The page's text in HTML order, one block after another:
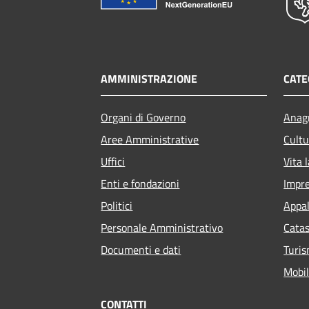
AMMINISTRAZIONE
Organi di Governo
Aree Amministrative
Uffici
Enti e fondazioni
Politici
Personale Amministrativo
Documenti e dati
Vita
CONTATTI